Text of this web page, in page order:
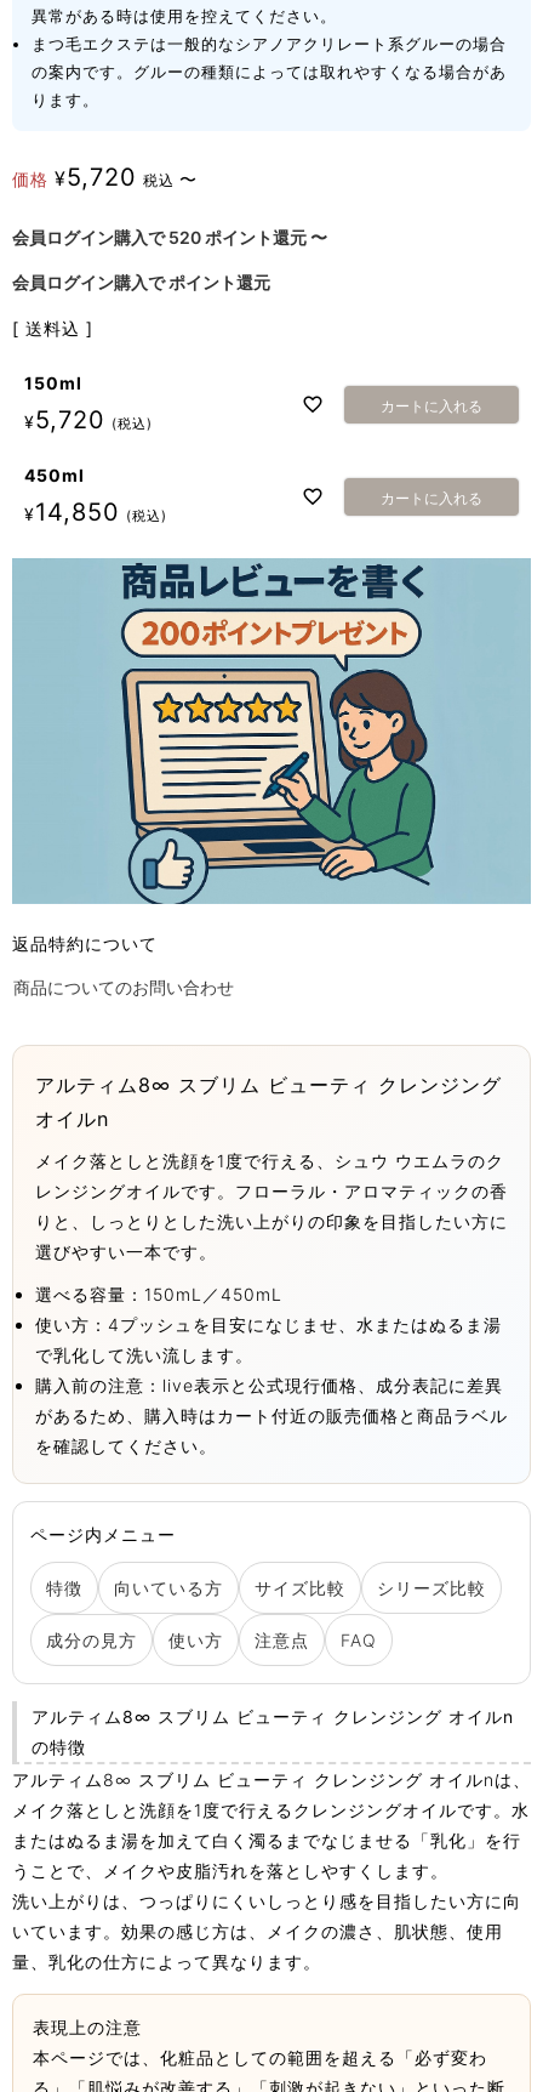
異常がある時は使用を控えてください。
まつ毛エクステは一般的なシアノアクリレート系グルーの場合
の案内です。グルーの種類によっては取れやすくなる場合があ
ります。
価格 ¥5,720 税込 〜
会員ログイン購入で 520 ポイント還元〜
会員ログイン購入で ポイント還元
送料込
150ml
¥5,720 税込
カートに入れる
450ml
¥14,850 税込
カートに入れる
返品特約について
商品についてのお問い合わせ
アルティム8∞ スブリム ビューティ クレンジング
オイルn
メイク落としと洗顔を1度で行える、シュウ ウエムラのク
レンジングオイルです。フローラル・アロマティックの香
りと、しっとりとした洗い上がりの印象を目指したい方に
選びやすい一本です。
選べる容量：150mL／450mL
使い方：4プッシュを目安になじませ、水またはぬるま湯
で乳化して洗い流します。
購入前の注意：live表示と公式現行価格、成分表記に差異
があるため、購入時はカート付近の販売価格と商品ラベル
を確認してください。
ページ内メニュー
特徴 向いている方 サイズ比較 シリーズ比較
成分の見方 使い方 注意点 FAQ
アルティム8∞ スブリム ビューティ クレンジング オイルn
の特徴
アルティム8∞ スブリム ビューティ クレンジング オイルnは、
メイク落としと洗顔を1度で行えるクレンジングオイルです。水
またはぬるま湯を加えて白く濁るまでなじませる「乳化」を行
うことで、メイクや皮脂汚れを落としやすくします。
洗い上がりは、つっぱりにくいしっとり感を目指したい方に向
いています。効果の感じ方は、メイクの濃さ、肌状態、使用
量、乳化の仕方によって異なります。
表現上の注意
本ページでは、化粧品としての範囲を超える「必ず変わ